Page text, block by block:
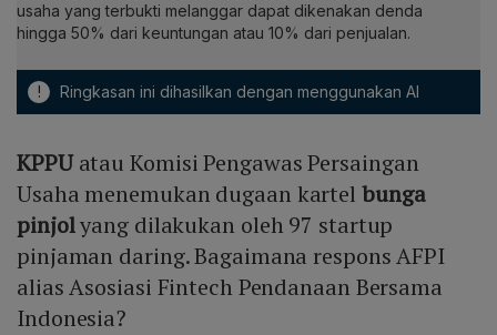
usaha yang terbukti melanggar dapat dikenakan denda
hingga 50% dari keuntungan atau 10% dari penjualan.
! Ringkasan ini dihasilkan dengan menggunakan AI
KPPUatau Komisi Pengawas Persaingan
Usaha menemukan dugaan kartel bunga
pinjolyang dilakukan oleh 97 startup
pinjaman daring. Bagaimana respons AFPI
alias Asosiasi Fintech Pendanaan Bersama
Indonesia?